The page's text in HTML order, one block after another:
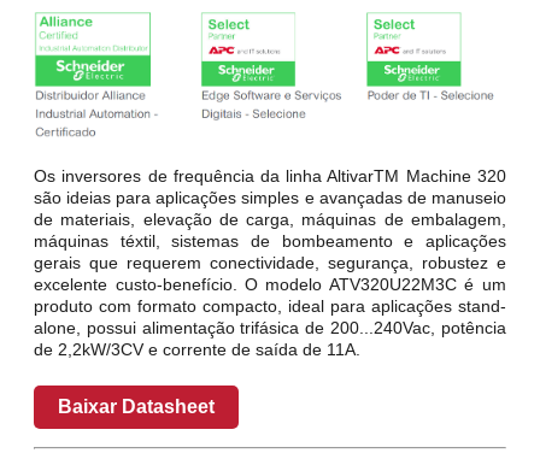
Os inversores de frequência da linha AltivarTM Machine 320
são ideias para aplicações simples e avançadas de manuseio
de materiais, elevação de carga, máquinas de embalagem,
máquinas téxtil, sistemas de bombeamento e aplicações
gerais que requerem conectividade, segurança, robustez e
excelente custo-benefício. O modelo ATV320U22M3C é um
produto com formato compacto, ideal para aplicações stand-
alone, possui alimentação trifásica de 200...240Vac, potência
de 2,2kW/3CV e corrente de saída de 11A.
Baixar Datasheet